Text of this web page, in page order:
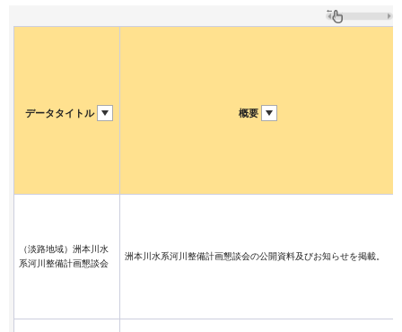
データタイトル 概要
（淡路地域）洲本川水
系河川整備計画懇談会
洲本川水系河川整備計画懇談会の公開資料及びお知らせを掲載。